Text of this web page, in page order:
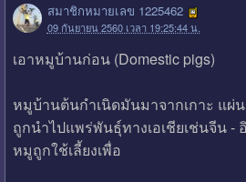
สมาชิกหมายเลข 1225462
09 กันยายน 2560 เวลา 19:25:44 น.
เอาหมูบ้านก่อน (Domestic pigs)
หมูบ้านต้นกำเนิดมันมาจากเกาะ แผ่
ถูกนำไปแพร่พันธุ์ทางเอเชียเช่นจีน -
หมูถูกใช้เลี้ยงเพื่อ